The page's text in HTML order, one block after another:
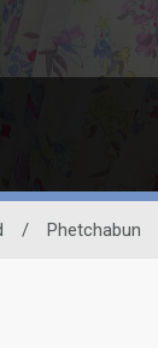
/ Phetchabun